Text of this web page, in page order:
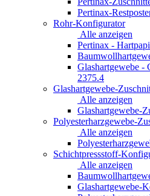
Pertinax-
Rohr-Konfigurator
Alle anzeigen
Pertinax -
Glashartgewebe
2375.4
Glashartgewebe-
Alle anzeigen
Glashartgewebe-
Polyesterharzgewebe-
Alle anzeigen
Schichtpressstoff-
Alle anzeigen
Glashartgewebe-